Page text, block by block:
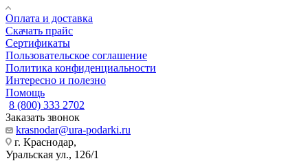
Оплата и доставка
Скачать прайс
Сертификаты
Пользовательское соглашение
Политика конфиденциальности
Интересно и полезно
Помощь
8 (800) 333 2702
Заказать звонок
krasnodar@ura-podarki.ru
г. Краснодар,
Уральская ул., 126/1